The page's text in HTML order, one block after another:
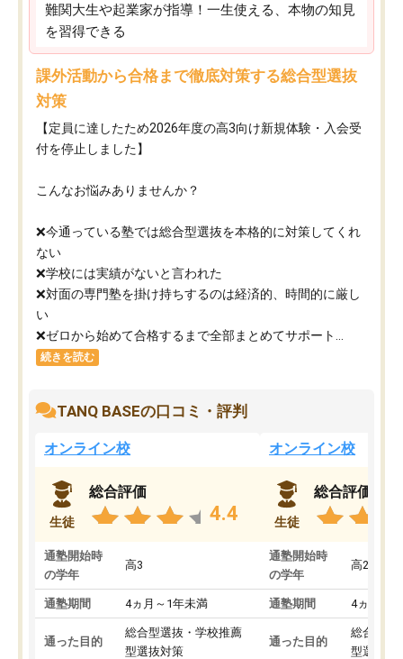
難関大生や起業家が指導！一生使える、本物の知見
を習得できる
課外活動から合格まで徹底対策する総合型選抜
対策
【定員に達したため2026年度の高3向け新規体験・入会受
付を停止しました】
こんなお悩みありませんか？
❌今通っている塾では総合型選抜を本格的に対策してくれ
ない
❌学校には実績がないと言われた
❌対面の専門塾を掛け持ちするのは経済的、時間的に厳し
い
❌ゼロから始めて合格するまで全部まとめてサポート...
続きを読む
TANQ BASEの口コミ・評判
オンライン校
生徒
総合評価
4.4
通塾開始時
の学年
高3
通塾期間 4ヵ月～1年未満
通った目的
総合型選抜・学校推薦
型選抜対策
オンライン校
生徒
総合評価
通塾開始時
の学年
高2
通塾期間 4ヵ月～1
通った目的
総合型選
型選抜対